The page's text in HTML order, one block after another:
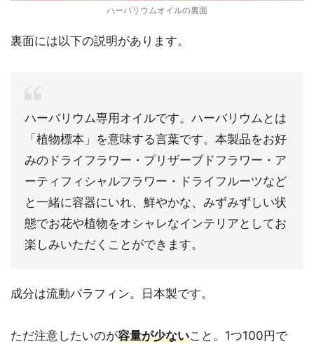
ハーバリウムオイルの裏面
裏面には以下の説明があります。
ハーバリウム専用オイルです。ハーバリウムとは
「植物標本」を意味する言葉です。本製品をお好
みのドライフラワー・プリザーブドフラワー・ア
ーティフィシャルフラワー・ドライフルーツなど
と一緒に容器にいれ、鮮やかな、みずみずしい状
態でお花や植物をオシャレなインテリアとしてお
楽しみいただくことができます。
成分は流動パラフィン。日本製です。
ただ注意したいのが容量が少ないこと。1つ100円で